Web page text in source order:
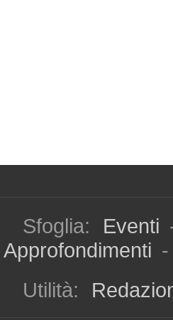
Sfoglia: Eventi
Approfondimenti -
Utilità: